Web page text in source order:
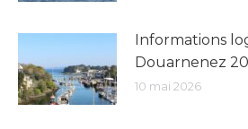
Informations
Douarnenez
10 mai 2026